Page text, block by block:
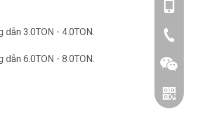
3.0TON - 4.0TON.
6.0TON - 8.0TON.
86-